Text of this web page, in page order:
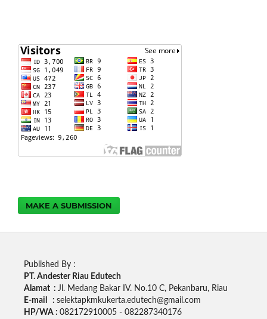
MAKE A SUBMISSION
Published By :
PT. Andester Riau Edutech
Alamat : Jl. Medang Bakar IV. No.10 C, Pekanbaru, Riau
E-mail : selektapkmkukerta.edutech@gmail.com
HP/WA : 082172910005 - 082287340176